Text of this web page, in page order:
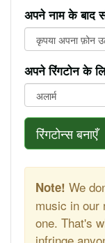
अपने नाम के बाद
अपने रिंगटोन के
रिंगटोन्स बनाएँ
Note! We
music in our
one. That's
infringe